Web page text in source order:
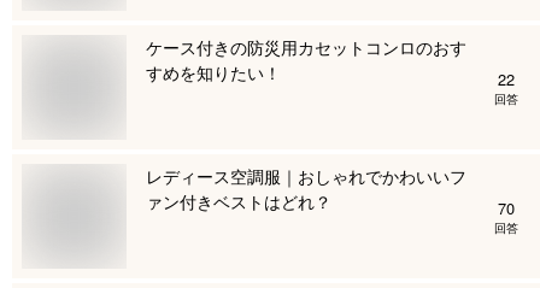
ケース付きの防災用カセットコンロのおす
すめを知りたい！
22
回答
レディース空調服｜おしゃれでかわいいフ
ァン付きベストはどれ？
70
回答